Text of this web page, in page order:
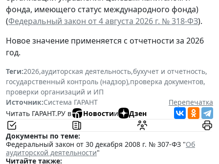
фонда, имеющего статус международного фонда)
(Федеральный закон от 4 августа 2026 г. № 318-ФЗ).
Новое значение применяется с отчетности за 2026
год.
Теги:2026,аудиторская деятельность,бухучет и отчетность,
государственный контроль (надзор),проверка документов,
проверки организаций и ИП
Источник:Система ГАРАНТ
Перепечатка
Читать ГАРАНТ.РУ в
Новостии Дзен
Документы по теме:
Федеральный закон от 30 декабря 2008 г. № 307-ФЗ "Об
аудиторской деятельности"
Читайте также: